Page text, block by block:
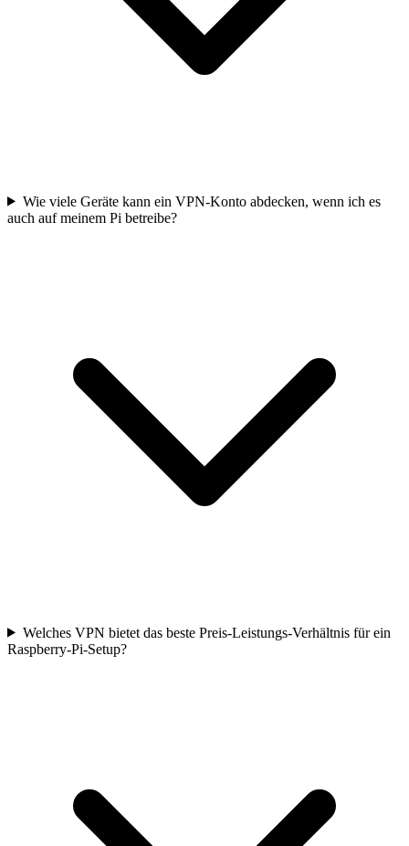
Wie viele Geräte kann ein VPN-Konto abdecken, wenn ich es
auch auf meinem Pi betreibe?
Welches VPN bietet das beste Preis-Leistungs-Verhältnis für ein
Raspberry-Pi-Setup?